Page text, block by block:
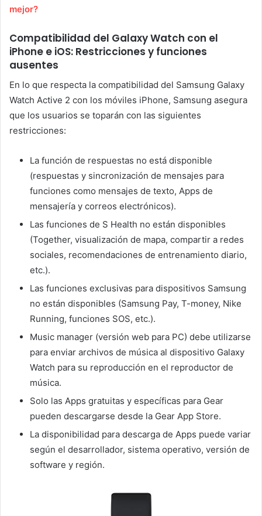
mejor?
Compatibilidad del Galaxy Watch con el
iPhone e iOS: Restricciones y funciones
ausentes
En lo que respecta la compatibilidad del Samsung Galaxy
Watch Active 2 con los móviles iPhone, Samsung asegura
que los usuarios se toparán con las siguientes
restricciones:
La función de respuestas no está disponible
(respuestas y sincronización de mensajes para
funciones como mensajes de texto, Apps de
mensajería y correos electrónicos).
Las funciones de S Health no están disponibles
(Together, visualización de mapa, compartir a redes
sociales, recomendaciones de entrenamiento diario,
etc.).
Las funciones exclusivas para dispositivos Samsung
no están disponibles (Samsung Pay, T-money, Nike
Running, funciones SOS, etc.).
Music manager (versión web para PC) debe utilizarse
para enviar archivos de música al dispositivo Galaxy
Watch para su reproducción en el reproductor de
música.
Solo las Apps gratuitas y específicas para Gear
pueden descargarse desde la Gear App Store.
La disponibilidad para descarga de Apps puede variar
según el desarrollador, sistema operativo, versión de
software y región.